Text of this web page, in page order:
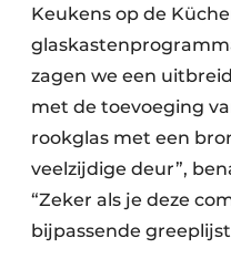
Keukens op de
zagen we een
met de toevoeging
rookglas met een
veelzijdige deur”,
“Zeker als je deze
bijpassende